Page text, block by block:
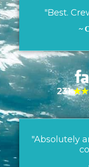
"Best.
~
231
"Absolutely